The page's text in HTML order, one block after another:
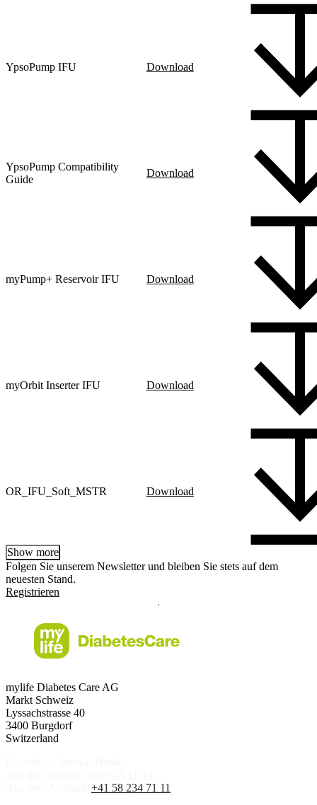
YpsoPump IFU Download
YpsoPump Compatibility
Guide
Download
myPump+ Reservoir IFU Download
myOrbit Inserter IFU Download
OR_IFU_Soft_MSTR Download
Show more
Folgen Sie unserem Newsletter und bleiben Sie stets auf dem
neuesten Stand.
Registrieren
mylife Diabetes Care AG
Markt Schweiz
Lyssachstrasse 40
3400 Burgdorf
Switzerland
+41 58 234 71 11